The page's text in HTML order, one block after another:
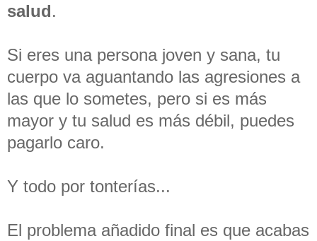
salud.
Si eres una persona joven y sana, tu
cuerpo va aguantando las agresiones a
las que lo sometes, pero si es más
mayor y tu salud es más débil, puedes
pagarlo caro.
Y todo por tonterías...
El problema añadido final es que acabas